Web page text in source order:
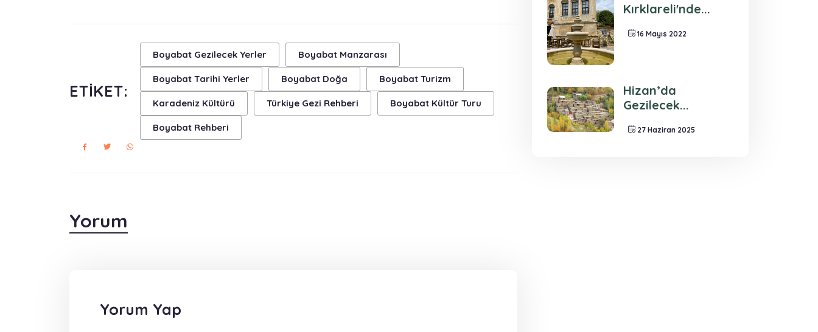
ETIKET:
Boyabat Gezilecek Yerler Boyabat Manzarası
Boyabat Tarihi Yerler Boyabat Doğa Boyabat Turizm
Karadeniz Kültürü Türkiye Gezi Rehberi Boyabat Kültür Turu
Boyabat Rehberi
Yorum
Yorum Yap
Kırklareli'nde...
16 Mayıs 2022
Hizan’da
Gezilecek...
27 Haziran 2025